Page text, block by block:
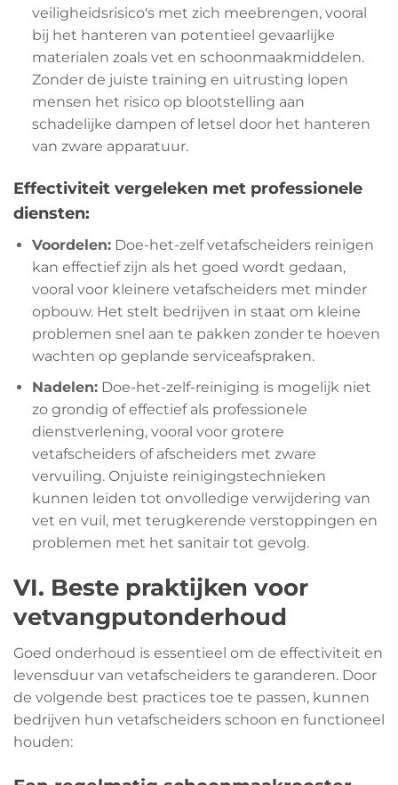
veiligheidsrisico's met zich meebrengen, vooral
bij het hanteren van potentieel gevaarlijke
materialen zoals vet en schoonmaakmiddelen.
Zonder de juiste training en uitrusting lopen
mensen het risico op blootstelling aan
schadelijke dampen of letsel door het hanteren
van zware apparatuur.
Effectiviteit vergeleken met professionele
diensten:
Voordelen:Doe-het-zelf vetafscheiders reinigen
kan effectief zijn als het goed wordt gedaan,
vooral voor kleinere vetafscheiders met minder
opbouw. Het stelt bedrijven in staat om kleine
problemen snel aan te pakken zonder te hoeven
wachten op geplande serviceafspraken.
Nadelen:Doe-het-zelf-reiniging is mogelijk niet
zo grondig of effectief als professionele
dienstverlening, vooral voor grotere
vetafscheiders of afscheiders met zware
vervuiling. Onjuiste reinigingstechnieken
kunnen leiden tot onvolledige verwijdering van
vet en vuil, met terugkerende verstoppingen en
problemen met het sanitair tot gevolg.
VI. Beste praktijken voor
vetvangputonderhoud
Goed onderhoud is essentieel om de effectiviteit en
levensduur van vetafscheiders te garanderen. Door
de volgende best practices toe te passen, kunnen
bedrijven hun vetafscheiders schoon en functioneel
houden: